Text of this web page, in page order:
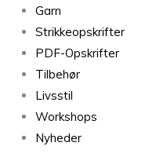
Garn
Strikkeopskrifter
PDF-Opskrifter
Tilbehør
Livsstil
Workshops
Nyheder
Tynn
Peer
Gynt
Kobberbrun
3535
antal